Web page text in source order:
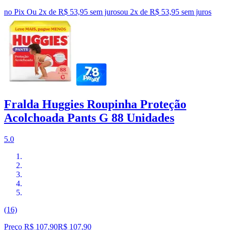
no Pix Ou 2x de R$ 53,95 sem jurosou 2x de R$ 53,95 sem juros
Fralda Huggies Roupinha Proteção
Acolchoada Pants G 88 Unidades
5.0
(16)
Preço R$ 107,90R$ 107,90